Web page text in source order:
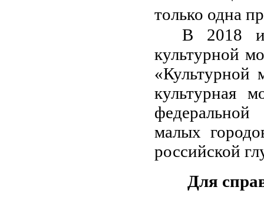
только одна
В 2018 и
культурной
«Культурной
культурная
малых
российской
Для